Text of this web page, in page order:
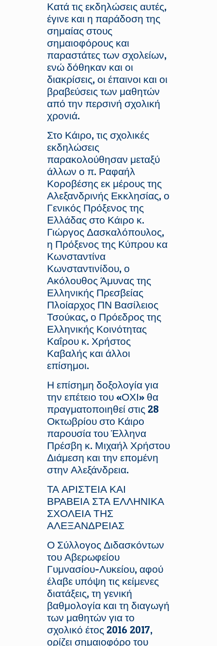
Κατά τις εκδηλώσεις αυτές,
έγινε και η παράδοση της
σημαίας στους
σημαιοφόρους και
παραστάτες των σχολείων,
ενώ δόθηκαν και οι
διακρίσεις, οι έπαινοι και οι
βραβεύσεις των μαθητών
από την περσινή σχολική
χρονιά.
Στο Κάιρο, τις σχολικές
εκδηλώσεις
παρακολούθησαν μεταξύ
άλλων ο π. Ραφαήλ
Κοροβέσης εκ μέρους της
Αλεξανδρινής Εκκλησίας, ο
Γενικός Πρόξενος της
Ελλάδας στο Κάιρο κ.
Γιώργος Δασκαλόπουλος,
η Πρόξενος της Κύπρου κα
Κωνσταντίνα
Κωνσταντινίδου, ο
Ακόλουθος Άμυνας της
Ελληνικής Πρεσβείας
Πλοίαρχος ΠΝ Βασίλειος
Τσούκας, ο Πρόεδρος της
Ελληνικής Κοινότητας
Καΐρου κ. Χρήστος
Καβαλής και άλλοι
επίσημοι.
Η επίσημη δοξολογία για
την επέτειο του «ΟΧΙ» θα
πραγματοποιηθεί στις 28
Οκτωβρίου στο Κάιρο
παρουσία του Έλληνα
Πρέσβη κ. Μιχαήλ Χρήστου
Διάμεση και την επομένη
στην Αλεξάνδρεια.
ΤΑ ΑΡΙΣΤΕΙΑ ΚΑΙ
ΒΡΑΒΕΙΑ ΣΤΑ ΕΛΛΗΝΙΚΑ
ΣΧΟΛΕΙΑ ΤΗΣ
ΑΛΕΞΑΝΔΡΕΙΑΣ
Ο Σύλλογος Διδασκόντων
του Αβερωφείου
Γυμνασίου-Λυκείου, αφού
έλαβε υπόψη τις κείμενες
διατάξεις, τη γενική
βαθμολογία και τη διαγωγή
των μαθητών για το
σχολικό έτος 2016 2017,
ορίζει σημαιοφόρο του